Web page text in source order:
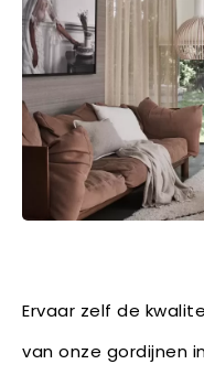
Ervaar zelf de
van onze gordijnen